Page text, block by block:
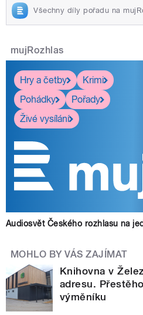
Všechny díly pořadu na
mujRozhlas
Hry a četby
Krimi
Pohádky
Pořady
Živé vysílání
Audiosvět Českého rozhlasu na
MOHLO BY VÁS ZAJÍMAT
Knihovna v
adresu.
výměníku